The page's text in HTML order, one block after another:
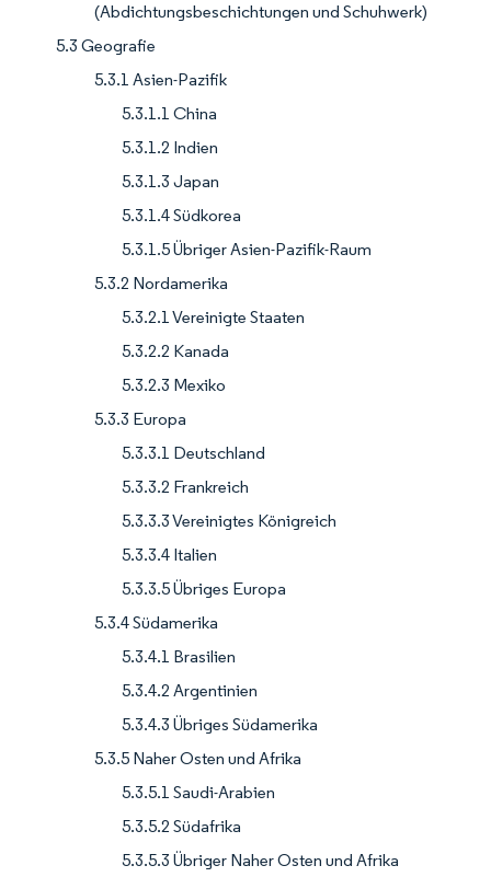
(Abdichtungsbeschichtungen und Schuhwerk)
5.3 Geografie
5.3.1 Asien-Pazifik
5.3.1.1 China
5.3.1.2 Indien
5.3.1.3 Japan
5.3.1.4 Südkorea
5.3.1.5 Übriger Asien-Pazifik-Raum
5.3.2 Nordamerika
5.3.2.1 Vereinigte Staaten
5.3.2.2 Kanada
5.3.2.3 Mexiko
5.3.3 Europa
5.3.3.1 Deutschland
5.3.3.2 Frankreich
5.3.3.3 Vereinigtes Königreich
5.3.3.4 Italien
5.3.3.5 Übriges Europa
5.3.4 Südamerika
5.3.4.1 Brasilien
5.3.4.2 Argentinien
5.3.4.3 Übriges Südamerika
5.3.5 Naher Osten und Afrika
5.3.5.1 Saudi-Arabien
5.3.5.2 Südafrika
5.3.5.3 Übriger Naher Osten und Afrika